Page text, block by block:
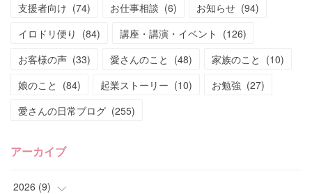
支援者向け (74) お仕事相談 (6) お知らせ (94)
イロドリ便り (84) 講座・講演・イベント (126)
お客様の声 (33) 愛さんのこと (48) 家族のこと (10)
娘のこと (84) 起業ストーリー (10) お勉強 (27)
愛さんの日常ブログ (255)
アーカイブ
2026 (9)